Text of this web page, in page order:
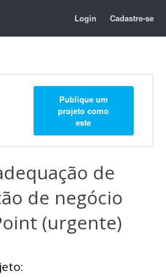
Login Cadastre-se
Publique um
projeto como
este
de
de negócio
(urgente)